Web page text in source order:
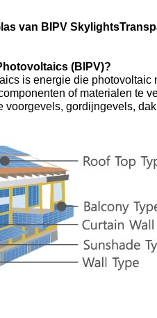
van BIPV
(BIPV)?
is energie die
of materialen te
gordijngevels,